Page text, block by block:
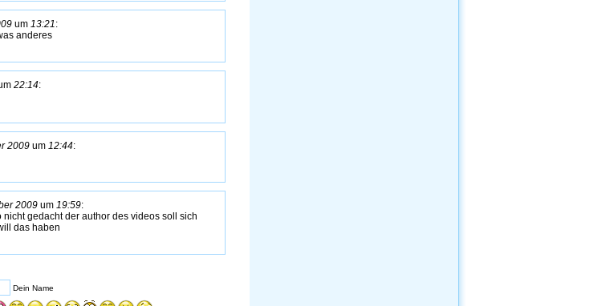
um 13:21:
anderes
22:14:
2009 um 12:44:
2009 um 19:59:
gedacht der author des videos soll sich
das haben
Dein Name